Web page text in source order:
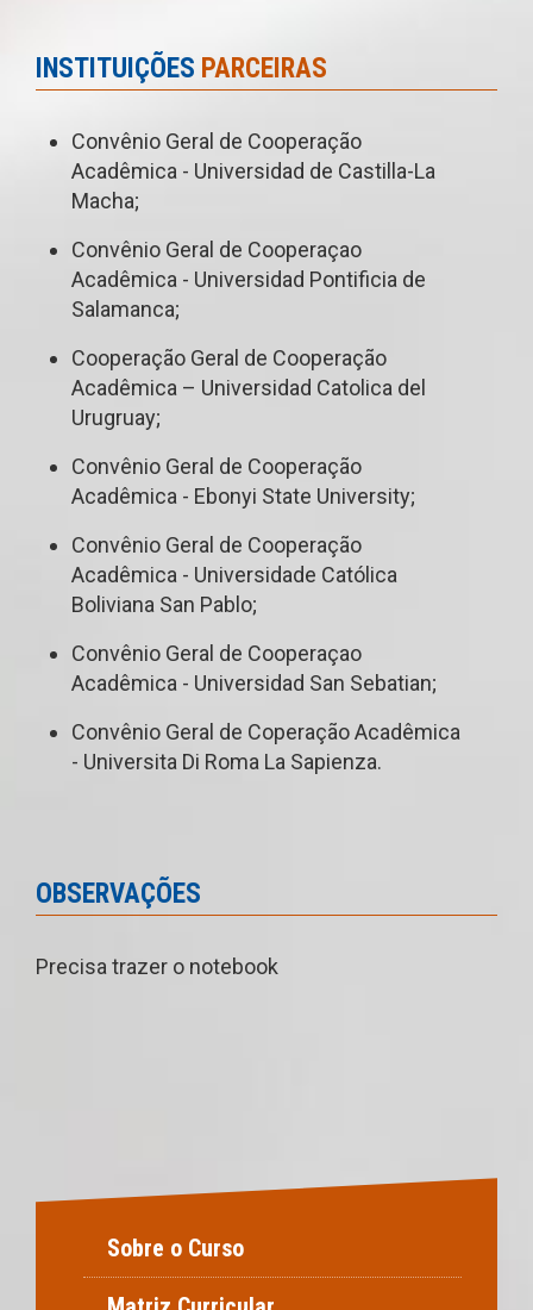
INSTITUIÇÕES PARCEIRAS
Convênio Geral de Cooperação
Acadêmica - Universidad de Castilla-La
Macha;
Convênio Geral de Cooperaçao
Acadêmica - Universidad Pontificia de
Salamanca;
Cooperação Geral de Cooperação
Acadêmica – Universidad Catolica del
Urugruay;
Convênio Geral de Cooperação
Acadêmica - Ebonyi State University;
Convênio Geral de Cooperação
Acadêmica - Universidade Católica
Boliviana San Pablo;
Convênio Geral de Cooperaçao
Acadêmica - Universidad San Sebatian;
Convênio Geral de Coperação Acadêmica
- Universita Di Roma La Sapienza.
OBSERVAÇÕES
Precisa trazer o notebook
Sobre o Curso